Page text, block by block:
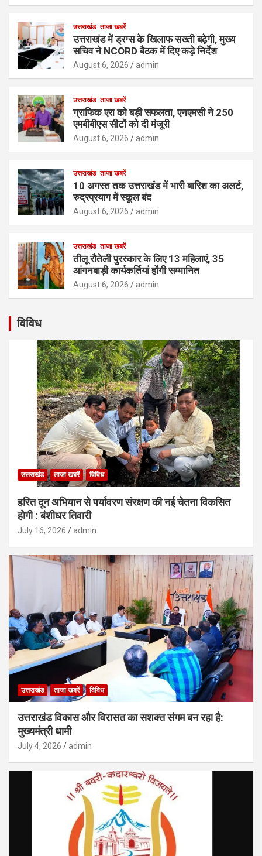
उत्तराखंड ताजा खबरें
उत्तराखंड में ड्रग्स के खिलाफ सख्ती बढ़ेगी, मुख्य
सचिव ने NCORD बैठक में दिए कड़े निर्देश
August 6, 2026 admin
उत्तराखंड ताजा खबरें
ग्राफिक एरा को बड़ी सफलता, एनएमसी ने 250
एमबीबीएस सीटों को दी मंजूरी
August 6, 2026 admin
उत्तराखंड ताजा खबरें
10 अगस्त तक उत्तराखंड में भारी बारिश का अलर्ट,
रुद्रप्रयाग में स्कूल बंद
August 6, 2026 admin
उत्तराखंड ताजा खबरें
तीलू रौतेली पुरस्कार के लिए 13 महिलाएं, 35
आंगनबाड़ी कार्यकर्तियां होंगी सम्मानित
August 6, 2026 admin
विविध
उत्तराखंड ताजा खबरें विविध
हरित दून अभियान से पर्यावरण संरक्षण की नई चेतना विकसित
होगी : बंशीधर तिवारी
July 16, 2026 admin
उत्तराखंड ताजा खबरें विविध
उत्तराखंड विकास और विरासत का सशक्त संगम बन रहा है:
मुख्यमंत्री धामी
July 4, 2026 admin